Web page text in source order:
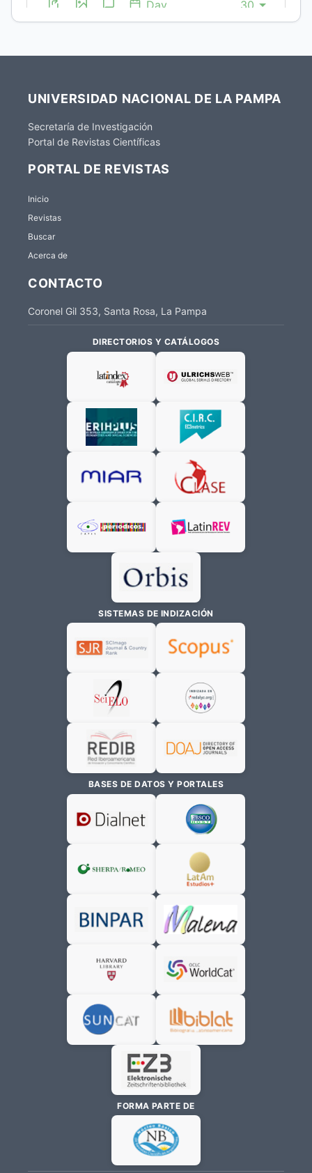
UNIVERSIDAD NACIONAL DE LA PAMPA
Secretaría de Investigación
Portal de Revistas Científicas
PORTAL DE REVISTAS
Inicio
Revistas
Buscar
Acerca de
CONTACTO
Coronel Gil 353, Santa Rosa, La Pampa
DIRECTORIOS Y CATÁLOGOS
SISTEMAS DE INDIZACIÓN
BASES DE DATOS Y PORTALES
FORMA PARTE DE